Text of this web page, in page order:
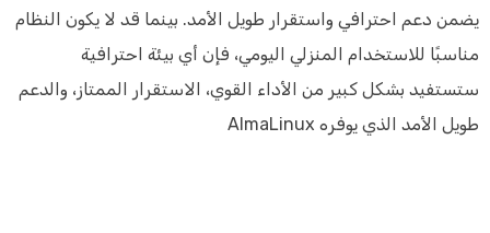
يضمن دعم احترافي واستقرار طويل الأمد. بينما قد لا يكون النظام
مناسبًا للاستخدام المنزلي اليومي، فإن أي بيئة احترافية
ستستفيد بشكل كبير من الأداء القوي، الاستقرار الممتاز، والدعم
طويل الأمد الذي يوفره AlmaLinux